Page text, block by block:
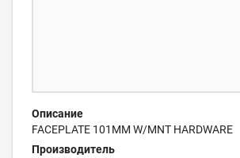
Описание
FACEPLATE 101MM W/MNT HARDWARE
Производитель